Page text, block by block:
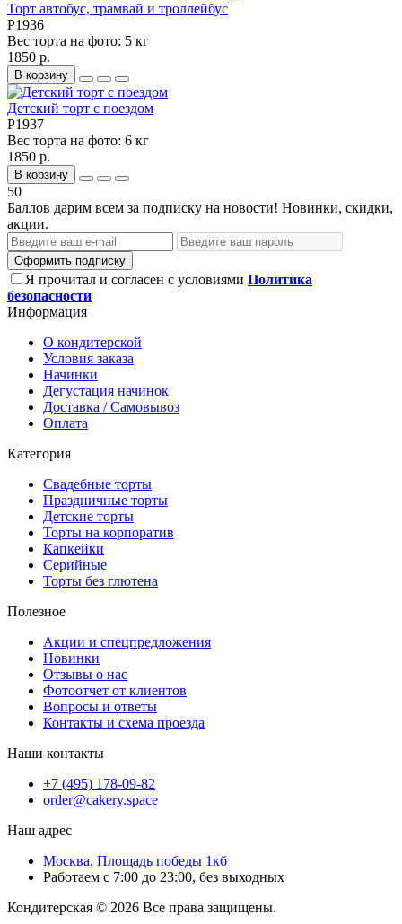
Торт автобус, трамвай и троллейбус
P1936
Вес торта на фото: 5 кг
1850 р.
В корзину
Детский торт с поездом
P1937
Вес торта на фото: 6 кг
1850 р.
В корзину
50
Баллов дарим всем за подписку на новости! Новинки, скидки,
акции.
Оформить подписку
Я прочитал и согласен с условиями Политика
безопасности
Информация
О кондитерской
Условия заказа
Начинки
Дегустация начинок
Доставка / Самовывоз
Оплата
Категория
Свадебные торты
Праздничные торты
Детские торты
Торты на корпоратив
Капкейки
Серийные
Торты без глютена
Полезное
Акции и спецпредложения
Новинки
Отзывы о нас
Фотоотчет от клиентов
Вопросы и ответы
Контакты и схема проезда
Наши контакты
+7 (495) 178-09-82
order@cakery.space
Наш адрес
Москва, Площадь победы 1кб
Работаем с 7:00 до 23:00, без выходных
Кондитерская © 2026 Все права защищены.